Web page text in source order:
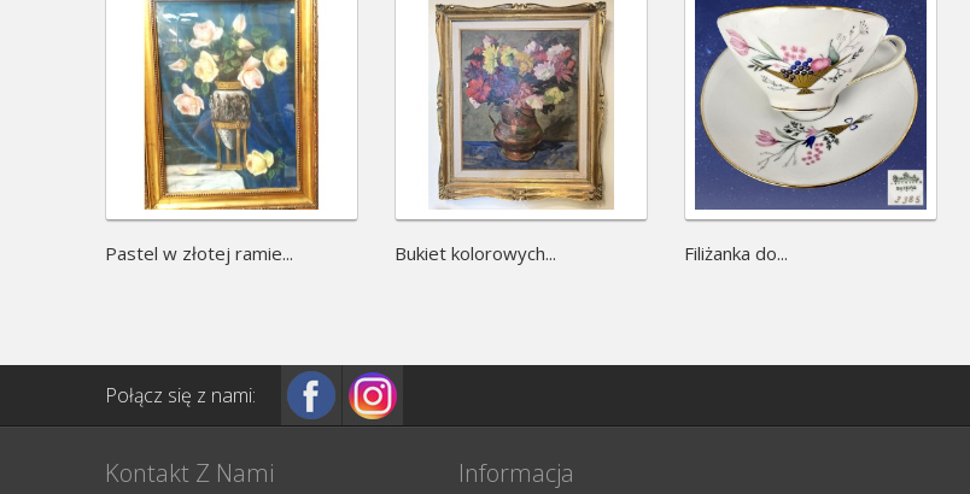
Pastel w złotej ramie... Bukiet kolorowych... Filiżanka do...
Połącz się z nami:
Kontakt Z Nami Informacja